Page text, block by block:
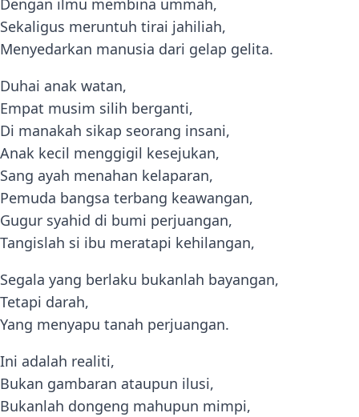
Dengan ilmu membina ummah,
Sekaligus meruntuh tirai jahiliah,
Menyedarkan manusia dari gelap gelita.
Duhai anak watan,
Empat musim silih berganti,
Di manakah sikap seorang insani,
Anak kecil menggigil kesejukan,
Sang ayah menahan kelaparan,
Pemuda bangsa terbang keawangan,
Gugur syahid di bumi perjuangan,
Tangislah si ibu meratapi kehilangan,
Segala yang berlaku bukanlah bayangan,
Tetapi darah,
Yang menyapu tanah perjuangan.
Ini adalah realiti,
Bukan gambaran ataupun ilusi,
Bukanlah dongeng mahupun mimpi,